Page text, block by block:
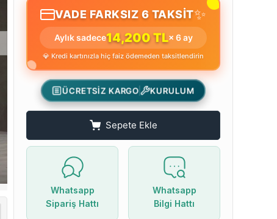
VADE FARKSIZ 6 TAKSİT✨
Aylık sadece14,200 TL× 6 ay
💎 Kredi kartınızla hiç faiz ödemeden taksitlendirin
ÜCRETSİZ KARGO KURULUM
Sepete Ekle
Whatsapp
Sipariş Hattı
Whatsapp
Bilgi Hattı